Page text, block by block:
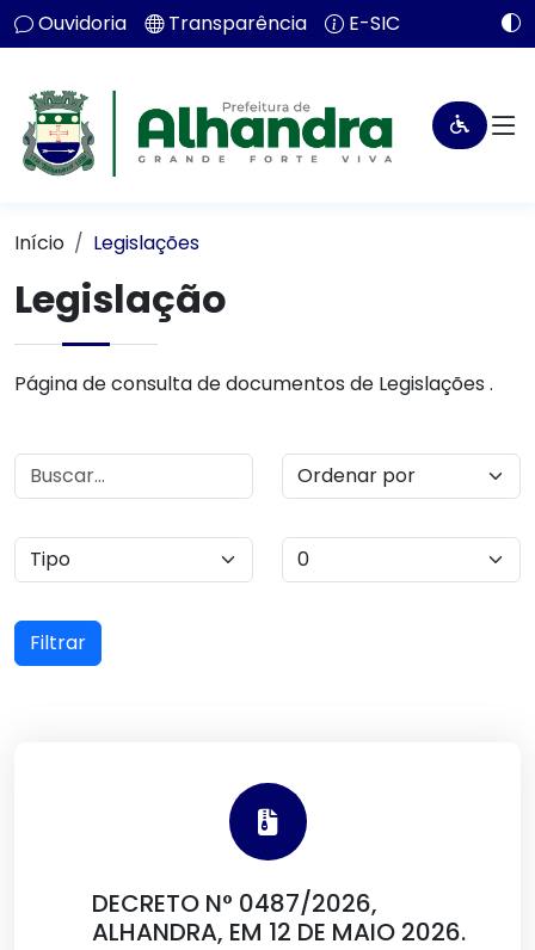
Ouvidoria Transparência E-SIC
Início Legislações
Legislação
Página de consulta de documentos de Legislações .
Filtrar
DECRETO N° 0487/2026,
ALHANDRA, EM 12 DE MAIO 2026.